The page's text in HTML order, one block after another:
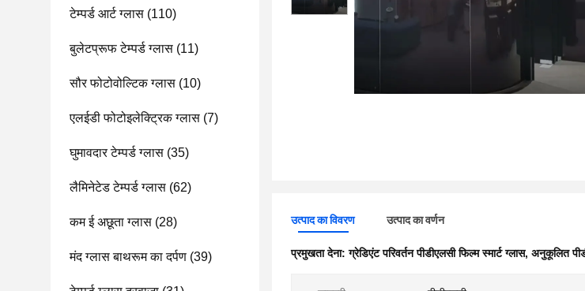
टेम्पर्ड आर्ट ग्लास (110)
बुलेटप्रूफ टेम्पर्ड ग्लास (11)
सौर फोटोवोल्टिक ग्लास (10)
एलईडी फोटोइलेक्ट्रिक ग्लास (7)
घुमावदार टेम्पर्ड ग्लास (35)
लैमिनेटेड टेम्पर्ड ग्लास (62)
कम ई अछूता ग्लास (28)
मंद ग्लास बाथरूम का दर्पण (39)
उत्पाद का विवरण उत्पाद का वर्णन
प्रमुखता देना:ग्रेडिएंट परिवर्तन पीडीएलसी फिल्म स्मार्ट ग्लास, अनुकूलित